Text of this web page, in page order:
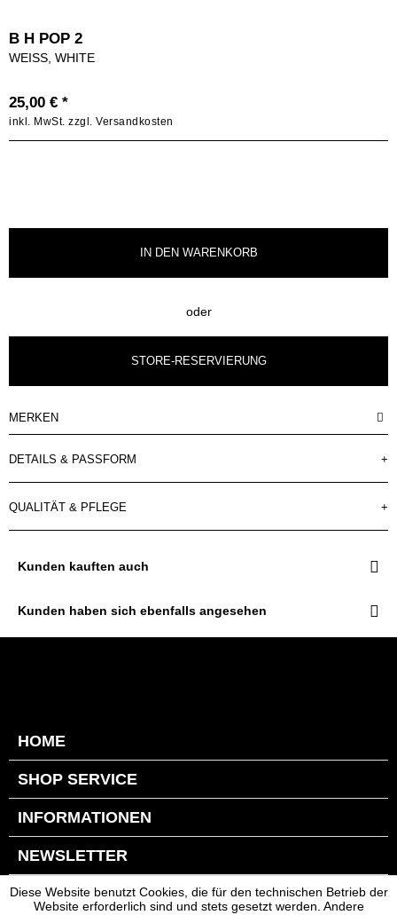
B H POP 2
WEISS, WHITE
25,00 € *
inkl. MwSt. zzgl. Versandkosten
IN DEN WARENKORB
oder
STORE-RESERVIERUNG
MERKEN
DETAILS & PASSFORM +
QUALITÄT & PFLEGE +
Kunden kauften auch
Kunden haben sich ebenfalls angesehen
HOME
SHOP SERVICE
INFORMATIONEN
NEWSLETTER
Diese Website benutzt Cookies, die für den technischen Betrieb der
Website erforderlich sind und stets gesetzt werden. Andere